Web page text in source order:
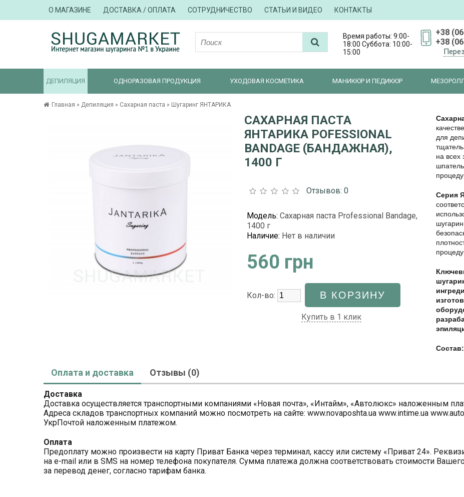
О МАГАЗИНЕ ДОСТАВКА / ОПЛАТА СОТРУДНИЧЕСТВО СТАТЬИ И ВИДЕО КОНТАКТЫ
Время работы: 9:00-
18:00 Суббота: 10:00-
15:00
+38
+38
ДЕПИЛЯЦИЯ ОДНОРАЗОВАЯ ПРОДУКЦИЯ УХОДОВАЯ КОСМЕТИКА МАНИКЮР И ПЕДИКЮР
Главная » Депиляция » Сахарная паста » Шугаринг ЯНТАРИКА
САХАРНАЯ ПАСТА
ЯНТАРИКА POFESSIONAL
BANDAGE (БАНДАЖНАЯ),
1400 Г
Отзывов: 0
Модель: Сахарная паста Professional Bandage,
1400 г
Наличие: Нет в наличии
560 грн
Кол-во:
Купить в 1 клик
для
на всех
Серия
Состав:
Оплата и доставка Отзывы (0)
Доставка
Доставка осуществляется транспортными компаниями «Новая почта», «Интайм», «Автолюкс» наложенным
Адреса складов транспортных компаний можно посмотреть на сайте: www.novaposhta.ua www.intime.ua
УкрПочтой наложенным платежом.
Оплата
Предоплату можно произвести на карту Приват Банка через терминал, кассу или систему «Приват 24».
на e-mail или в SMS на номер телефона покупателя. Сумма платежа должна соответствовать стоимости
за перевод денег, согласно тарифам банка.